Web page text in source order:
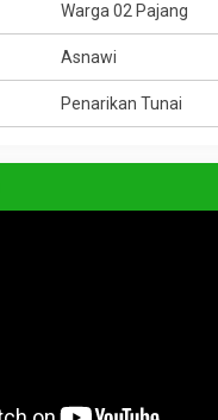
Warga 02 Pajang
Asnawi
Penarikan Tunai